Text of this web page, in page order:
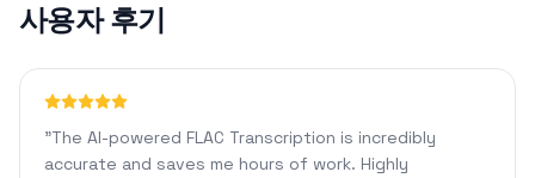
사용자 후기
"The AI-powered FLAC Transcription is incredibly
accurate and saves me hours of work. Highly